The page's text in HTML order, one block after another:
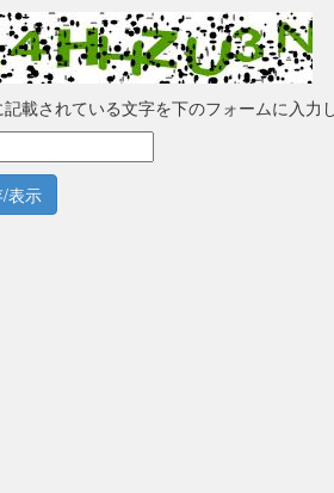
載されている文字を下のフォームに入力
表示